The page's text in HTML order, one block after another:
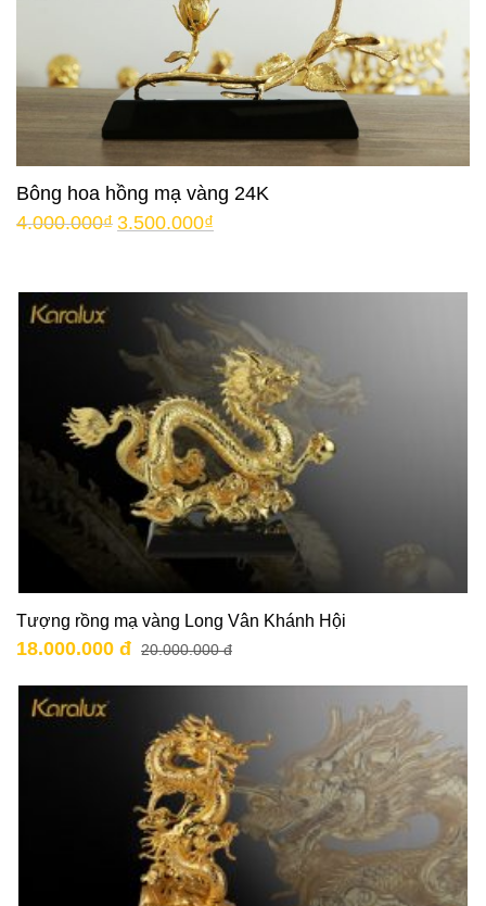
Bông hoa hồng mạ vàng 24K
4.000.000₫ 3.500.000₫
Tượng rồng mạ vàng Long Vân Khánh Hội
18.000.000 đ 20.000.000 đ